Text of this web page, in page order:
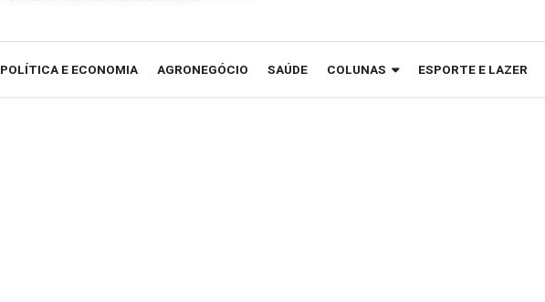
POLÍTICA E ECONOMIA AGRONEGÓCIO SAÚDE COLUNAS ESPORTE E LAZER